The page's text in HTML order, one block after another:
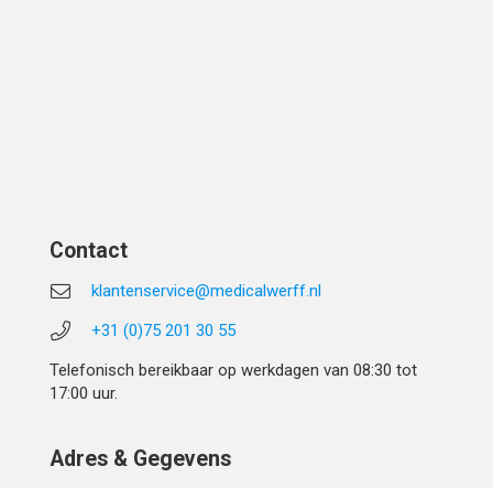
Contact
klantenservice@medicalwerff.nl
+31 (0)75 201 30 55
Telefonisch bereikbaar op werkdagen van 08:30 tot
17:00 uur.
Adres & Gegevens